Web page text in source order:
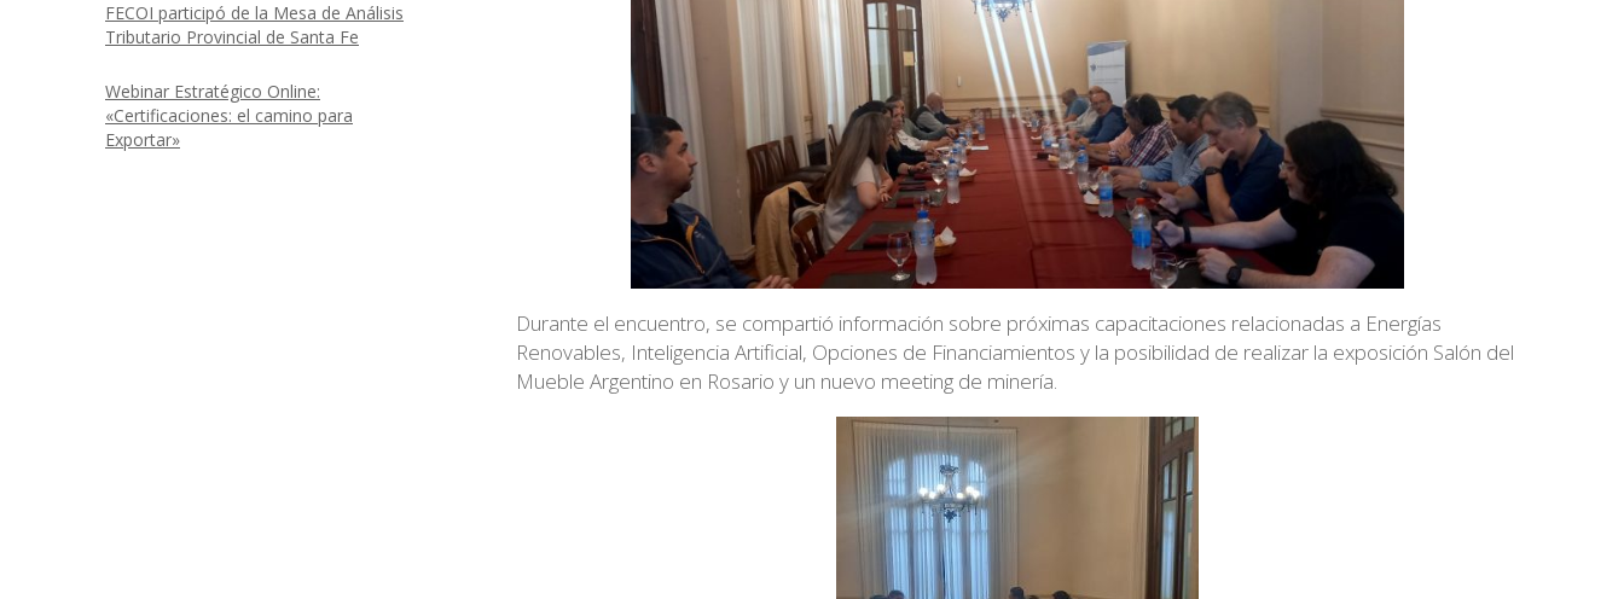
FECOI participó de la Mesa de Análisis
Tributario Provincial de Santa Fe
Webinar Estratégico Online:
«Certificaciones: el camino para
Exportar»
Durante el encuentro, se compartió información sobre próximas capacitaciones relacionadas a Energías
Renovables, Inteligencia Artificial, Opciones de Financiamientos y la posibilidad de realizar la exposición Salón del
Mueble Argentino en Rosario y un nuevo meeting de minería.